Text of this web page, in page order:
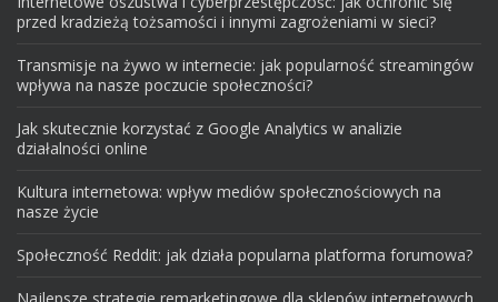
przed kradzieżą tożsamości i innymi zagrożeniami w sieci?
Transmisje na żywo w internecie: jak popularność streamingów
wpływa na nasze poczucie społeczności?
Jak skutecznie korzystać z Google Analytics w analizie
działalności online
Kultura internetowa: wpływ mediów społecznościowych na
nasze życie
Społeczność Reddit: jak działa popularna platforma forumowa?
Najlepsze strategie remarketingowe dla sklepów internetowych